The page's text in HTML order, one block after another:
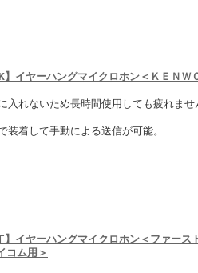
イヤーハングマイクロホン＜ＫＥＮＷ
入れないため長時間使用しても疲れませ
装着して手動による送信が可能。
イヤーハングマイクロホン＜ファー
コム用＞